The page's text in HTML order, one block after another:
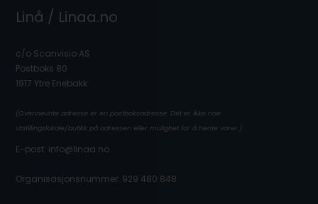
Linå / Linaa.no
c/o Scanvisio AS
Postboks 80
1917 Ytre Enebakk
(Ovennevnte adresse er en postboksadresse. Det er ikke noe
utstillingslokale/butikk på adressen eller mulighet for å hente varer.)
E-post: info@linaa.no
Organisasjonsnummer: 929 480 848